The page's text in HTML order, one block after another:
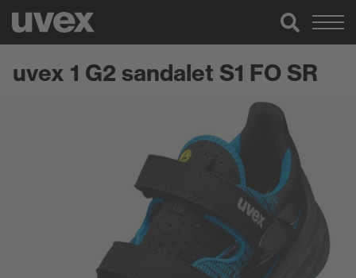
uvex 1 G2 sandalet S1 FO SR